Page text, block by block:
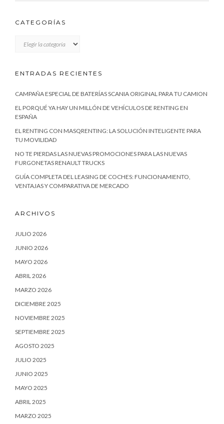
CATEGORÍAS
ENTRADAS RECIENTES
CAMPAÑA ESPECIAL DE BATERÍAS SCANIA ORIGINAL PARA TU CAMION
EL PORQUÉ YA HAY UN MILLÓN DE VEHÍCULOS DE RENTING EN
ESPAÑA
EL RENTING CON MASQRENTING: LA SOLUCIÓN INTELIGENTE PARA
TU MOVILIDAD
NO TE PIERDAS LAS NUEVAS PROMOCIONES PARA LAS NUEVAS
FURGONETAS RENAULT TRUCKS
GUÍA COMPLETA DEL LEASING DE COCHES: FUNCIONAMIENTO,
VENTAJAS Y COMPARATIVA DE MERCADO
ARCHIVOS
JULIO 2026
JUNIO 2026
MAYO 2026
ABRIL 2026
MARZO 2026
DICIEMBRE 2025
NOVIEMBRE 2025
SEPTIEMBRE 2025
AGOSTO 2025
JULIO 2025
JUNIO 2025
MAYO 2025
ABRIL 2025
MARZO 2025